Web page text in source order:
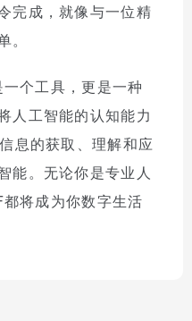
完成，就像与一位精
个工具，更是一种
人工智能的认知能力
息的获取、理解和应
能。无论你是专业人
将成为你数字生活